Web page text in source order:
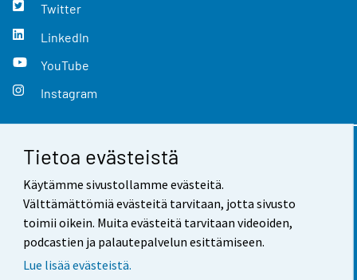
Tietoa evästeistä
Käytämme sivustollamme evästeitä.
Välttämättömiä evästeitä tarvitaan, jotta sivusto
toimii oikein. Muita evästeitä tarvitaan videoiden,
podcastien ja palautepalvelun esittämiseen.
Lue lisää evästeistä.
Twitter
LinkedIn
YouTube
Instagram
Yhteystiedot
Palaute
Käyttöehdot